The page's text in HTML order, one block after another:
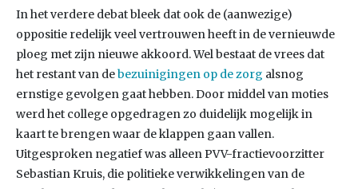
In het verdere debat bleek dat ook de (aanwezige)
oppositie redelijk veel vertrouwen heeft in de vernieuwde
ploeg met zijn nieuwe akkoord. Wel bestaat de vrees dat
het restant van debezuinigingen op de zorg alsnog
ernstige gevolgen gaat hebben. Door middel van moties
werd het college opgedragen zo duidelijk mogelijk in
kaart te brengen waar de klappen gaan vallen.
Uitgesproken negatief was alleen PVV-fractievoorzitter
Sebastian Kruis, die politieke verwikkelingen van de